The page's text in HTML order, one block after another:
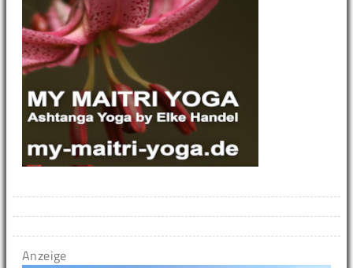
Anzeige